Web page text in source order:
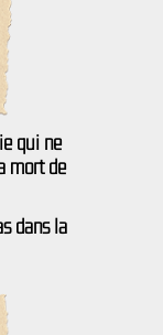
qui ne
mort de
dans la